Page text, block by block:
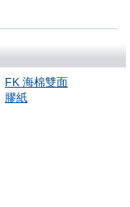
FK 海棉雙面
膠紙